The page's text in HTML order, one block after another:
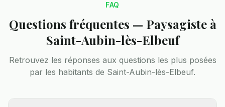
FAQ
Questions fréquentes — Paysagiste à
Saint-Aubin-lès-Elbeuf
Retrouvez les réponses aux questions les plus posées
par les habitants de Saint-Aubin-lès-Elbeuf.